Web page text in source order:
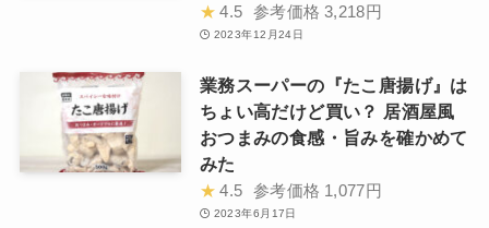
★ 4.5 参考価格 3,218円
2023年12月24日
業務スーパーの『たこ唐揚げ』は
ちょい高だけど買い？ 居酒屋風
おつまみの食感・旨みを確かめて
みた
★ 4.5 参考価格 1,077円
2023年6月17日